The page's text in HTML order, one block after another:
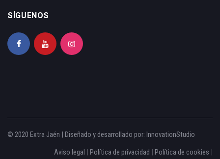
SÍGUENOS
© 2020 Extra Jaén | Diseñado y desarrollado por: InnovationStudio
Aviso legal | Política de privacidad | Política de cookies |